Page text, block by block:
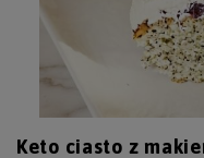
Keto ciasto z